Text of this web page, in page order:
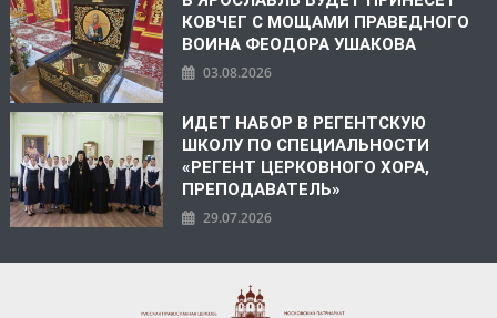
КОВЧЕГ С МОЩАМИ ПРАВЕДНОГО
ВОИНА ФЕОДОРА УШАКОВА
03.08.2026
ИДЕТ НАБОР В РЕГЕНТСКУЮ
ШКОЛУ ПО СПЕЦИАЛЬНОСТИ
«РЕГЕНТ ЦЕРКОВНОГО ХОРА,
ПРЕПОДАВАТЕЛЬ»
29.07.2026